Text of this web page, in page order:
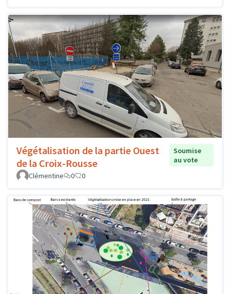
Végétalisation de la partie Ouest
de la Croix-Rousse
Soumise
au vote
Clémentine
0 0